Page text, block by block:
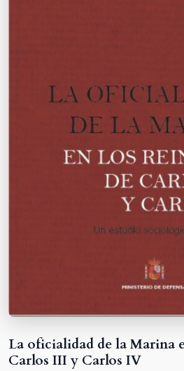
La oficialidad de la Marina
Carlos III y Carlos IV